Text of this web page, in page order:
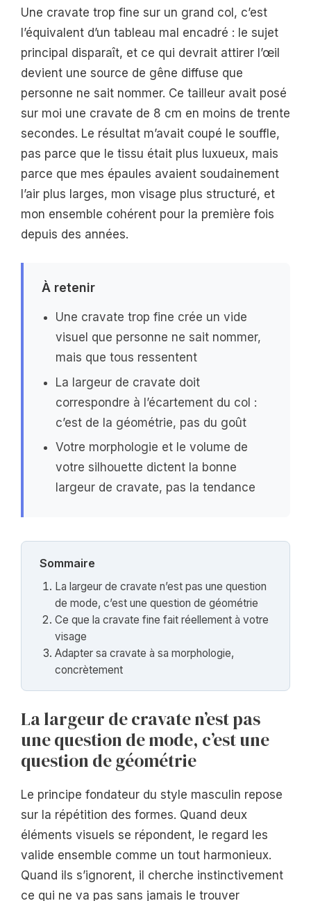
Une cravate trop fine sur un grand col, c’est
l’équivalent d’un tableau mal encadré : le sujet
principal disparaît, et ce qui devrait attirer l’œil
devient une source de gêne diffuse que
personne ne sait nommer. Ce tailleur avait posé
sur moi une cravate de 8 cm en moins de trente
secondes. Le résultat m’avait coupé le souffle,
pas parce que le tissu était plus luxueux, mais
parce que mes épaules avaient soudainement
l’air plus larges, mon visage plus structuré, et
mon ensemble cohérent pour la première fois
depuis des années.
À retenir
Une cravate trop fine crée un vide
visuel que personne ne sait nommer,
mais que tous ressentent
La largeur de cravate doit
correspondre à l’écartement du col :
c’est de la géométrie, pas du goût
Votre morphologie et le volume de
votre silhouette dictent la bonne
largeur de cravate, pas la tendance
Sommaire
La largeur de cravate n’est pas une question
de mode, c’est une question de géométrie
Ce que la cravate fine fait réellement à votre
visage
Adapter sa cravate à sa morphologie,
concrètement
La largeur de cravate n’est pas
une question de mode, c’est une
question de géométrie
Le principe fondateur du style masculin repose
sur la répétition des formes. Quand deux
éléments visuels se répondent, le regard les
valide ensemble comme un tout harmonieux.
Quand ils s’ignorent, il cherche instinctivement
ce qui ne va pas sans jamais le trouver